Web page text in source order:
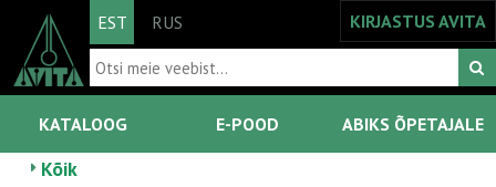
EST RUS KIRJASTUS AVITA
KATALOOG E-POOD ABIKS ÕPETAJALE
Kõik